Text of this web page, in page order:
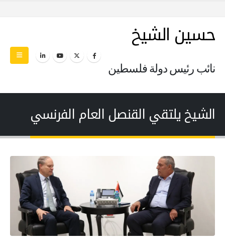
حسين الشيخ
نائب رئيس دولة فلسطين
الشيخ يلتقي القنصل العام الفرنسي